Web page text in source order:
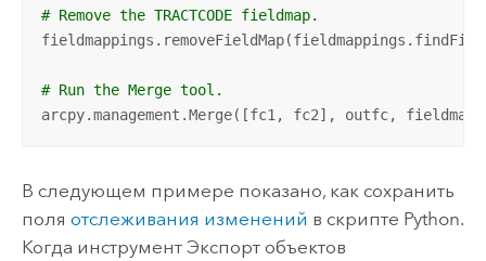
# Remove the TRACTCODE fieldmap.
# Run the Merge tool.
arcpy.management.Merge([fc1, fc2], outfc,
В следующем примере показано, как сохранить
поля отслеживания изменений в скрипте Python.
Когда инструмент Экспорт объектов